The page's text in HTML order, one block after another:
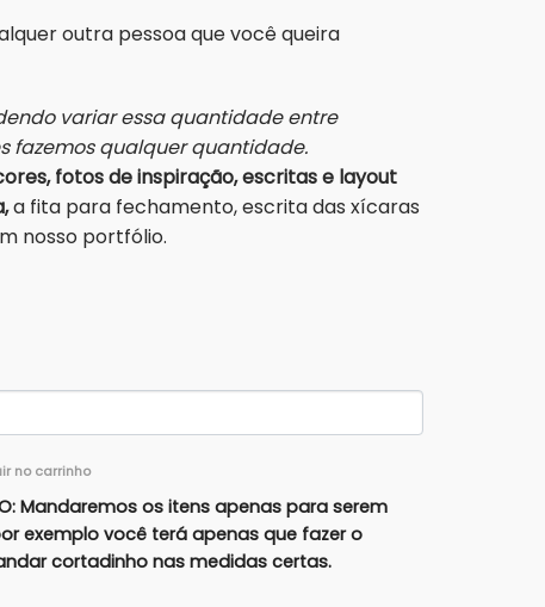
outra pessoa que você queira
variar essa quantidade entre
fazemos qualquer quantidade.
fotos de inspiração, escritas e layout
a fita para fechamento, escrita das xícaras
nosso portfólio.
no carrinho
Mandaremos os itens apenas para serem
exemplo você terá apenas que fazer o
cortadinho nas medidas certas.